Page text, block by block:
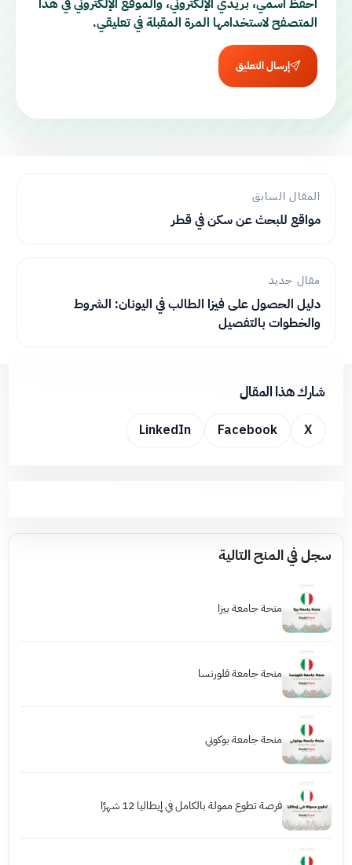
احفظ اسمي، بريدي الإلكتروني، والموقع الإلكتروني في هذا
المتصفح لاستخدامها المرة المقبلة في تعليقي.
إرسال التعليق
المقال السابق
مواقع للبحث عن سكن في قطر
مقال جديد
دليل الحصول على فيزا الطالب في اليونان: الشروط
والخطوات بالتفصيل
شارك هذا المقال
X
Facebook
LinkedIn
سجل في المنح التالية
منحة جامعة بيزا
منحة جامعة فلورنسا
منحة جامعة بوكوني
فرصة تطوع ممولة بالكامل في إيطاليا 12 شهرًا